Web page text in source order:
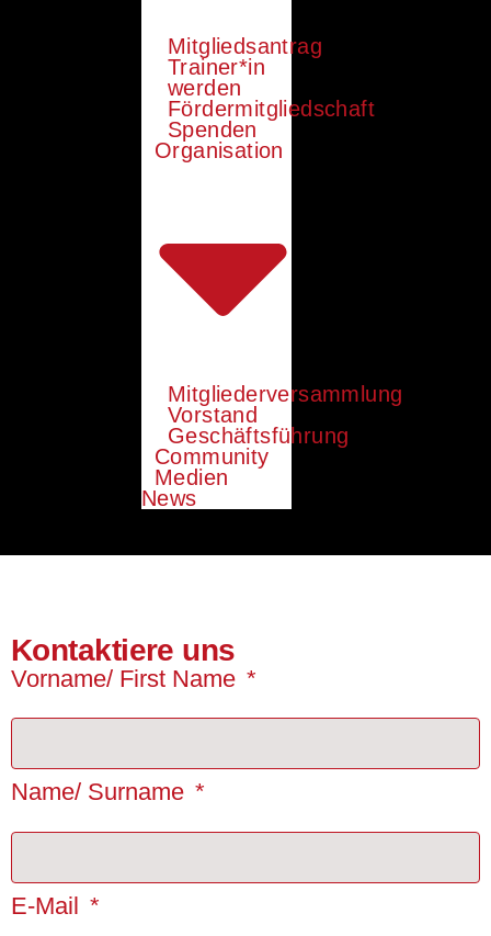
Mitgliedsantrag
Trainer*in
werden
Fördermitgliedschaft
Spenden
Organisation
Mitgliederversammlung
Vorstand
Geschäftsführung
Community
Medien
News
Kontaktiere uns
Vorname/ First Name
Name/ Surname
E-Mail